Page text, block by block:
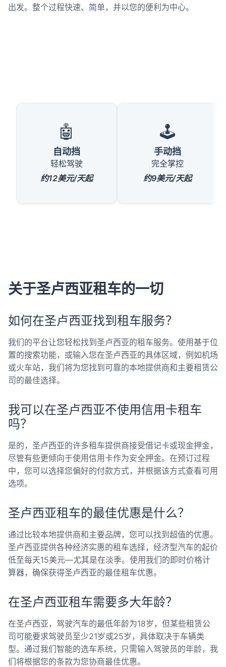
出发。整个过程快速、简单，并以您的便利为中心。
🤖
自动挡
轻松驾驶
约12美元/天起
🕹️
手动挡
完全掌控
约9美元/天起
关于圣卢西亚租车的一切
如何在圣卢西亚找到租车服务？
我们的平台让您轻松找到圣卢西亚的租车服务。使用基于位
置的搜索功能，或输入您在圣卢西亚的具体区域，例如机场
或火车站，我们将为您找到可靠的本地提供商和主要租赁公
司的最佳选择。
我可以在圣卢西亚不使用信用卡租车
吗？
是的，圣卢西亚的许多租车提供商接受借记卡或现金押金，
尽管有些更倾向于使用信用卡作为安全押金。在预订过程
中，您可以选择您偏好的付款方式，并根据该方式查看可用
选项。
圣卢西亚租车的最佳优惠是什么？
通过比较本地提供商和主要品牌，您可以找到超值的优惠。
圣卢西亚提供各种经济实惠的租车选择，经济型汽车的起价
低至每天15美元—尤其是在淡季。使用我们的即时价格计
算器，确保获得圣卢西亚的最佳租车优惠。
在圣卢西亚租车需要多大年龄？
在圣卢西亚，驾驶汽车的最低年龄为18岁，但某些租赁公
司可能要求驾驶员至少21岁或25岁，具体取决于车辆类
型。通过我们智能的选车系统，只需输入驾驶员的年龄，我
们将根据您的条款为您协商最佳优惠。